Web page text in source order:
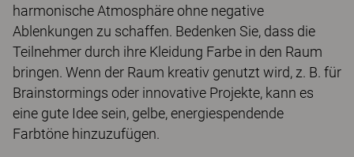
harmonische Atmosphäre ohne negative
Ablenkungen zu schaffen. Bedenken Sie, dass die
Teilnehmer durch ihre Kleidung Farbe in den Raum
bringen. Wenn der Raum kreativ genutzt wird, z. B. für
Brainstormings oder innovative Projekte, kann es
eine gute Idee sein, gelbe, energiespendende
Farbtöne hinzuzufügen.